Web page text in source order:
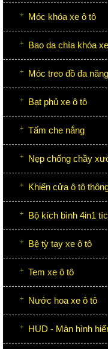
Móc khóa xe ô tô
Bao da chìa khóa
Móc treo đồ đa năng
Bạt phủ xe ô tô
Tấm che nắng
Nẹp chống chầy
Khiển cửa ô tô
Bộ kích bình 4in1
Bệ tỳ tay xe ô tô
Tem xe ô tô
Nước hoa xe ô tô
HUD - Màn hình